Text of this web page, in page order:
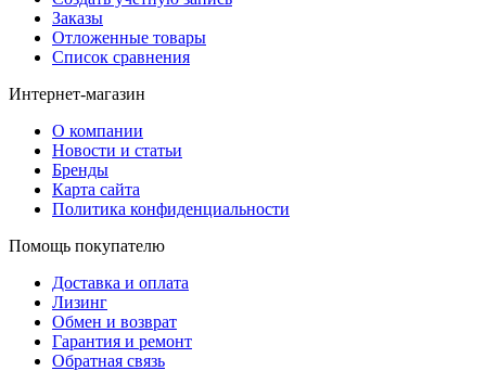
Заказы
Отложенные товары
Список сравнения
Интернет-магазин
О компании
Новости и статьи
Бренды
Карта сайта
Политика конфиденциальности
Помощь покупателю
Доставка и оплата
Лизинг
Обмен и возврат
Гарантия и ремонт
Обратная связь